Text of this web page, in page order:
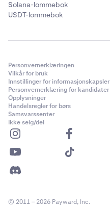
Solana-lommebok
USDT-lommebok
Personvernerklæringen
Vilkår for bruk
Innstillinger for informasjonskapsler
Personvernerklæring for kandidater
Opplysninger
Handelsregler for børs
Samsvarssenter
Ikke selg/del
© 2011 – 2026 Payward, Inc.